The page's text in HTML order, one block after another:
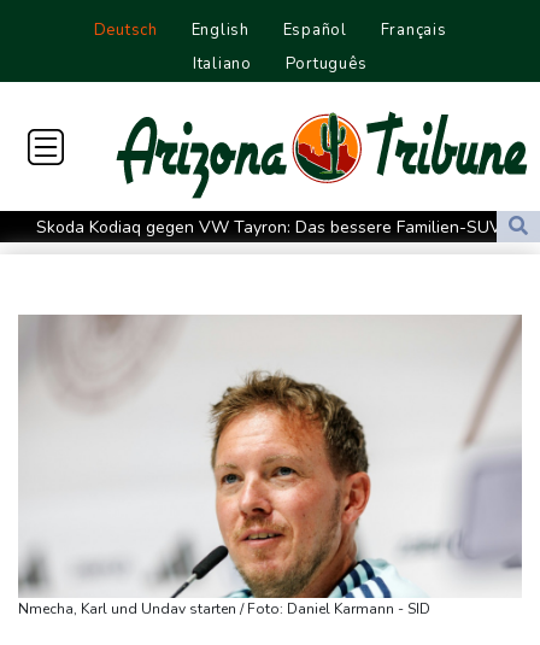
Deutsch English Español
Français
Italiano
Português
Skoda Kodiaq gegen VW Tayron: Das bessere Familien-SUV
Leagues Cup: Müller mit Vancouver schon ausgeschieden
gegen Drogengewalt an
Südkoreas Verband gibt Massagen-Skandal zu: "Desolate Lage"
Größer als alle bisherigen US-Anlagen: Amazon finanziert für
Rechenzentren riesiges Gaskraftwerk
Nächste Pleite im Leagues Cup für Müller und Vancouver
Nowotny sieht Klopp als mögliche Stütze im Jugendbereich
Bayer-Boss Carro: "Wir wollen Titel gewinnen"
Bericht: EU importiert wieder mehr Flüssiggas aus Russland
Militärverwaltung: Mindestens drei Tote durch russische Angriffe
Nmecha, Karl und Undav starten / Foto: Daniel Karmann - SID